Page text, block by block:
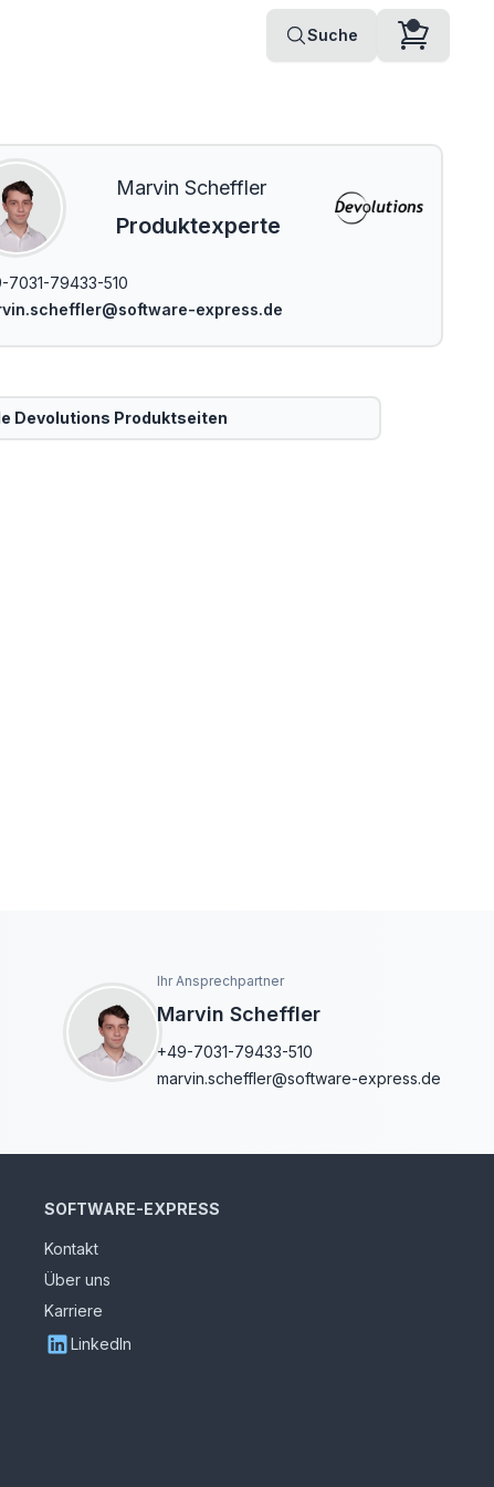
Suche
Marvin Scheffler
Produktexperte
7031-79433-510
express.de
Devolutions Produktseiten
Ihr Ansprechpartner
Marvin Scheffler
+49-7031-79433-510
marvin.scheffler@software-express.de
SOFTWARE-EXPRESS
Kontakt
Über uns
Karriere
LinkedIn